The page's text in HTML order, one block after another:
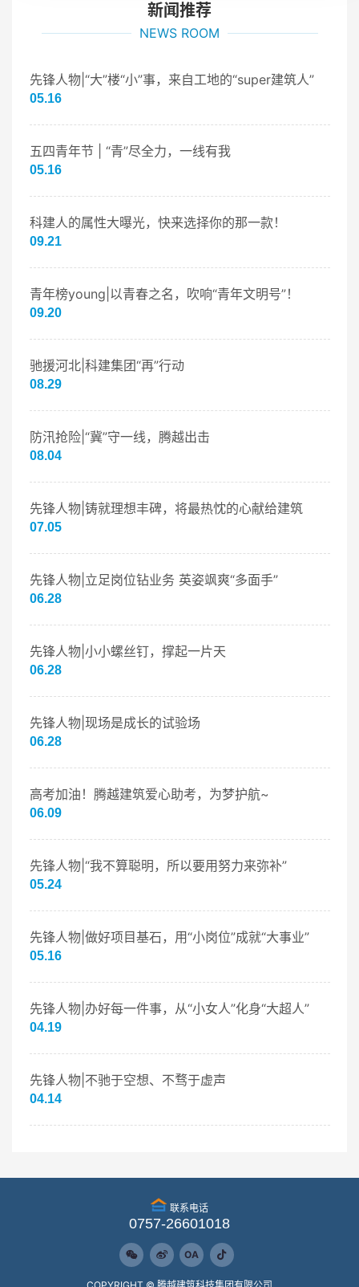
新闻推荐
NEWS ROOM
先锋人物|“大”楼“小”事，来自工地的“super建筑人”
05.16
五四青年节 | “青”尽全力，一线有我
05.16
科建人的属性大曝光，快来选择你的那一款！
09.21
青年榜young|以青春之名，吹响“青年文明号”！
09.20
驰援河北|科建集团“再”行动
08.29
防汛抢险|“冀”守一线，腾越出击
08.04
先锋人物|铸就理想丰碑，将最热忱的心献给建筑
07.05
先锋人物|立足岗位钻业务 英姿飒爽“多面手”
06.28
先锋人物|小小螺丝钉，撑起一片天
06.28
先锋人物|现场是成长的试验场
06.28
高考加油！腾越建筑爱心助考，为梦护航~
06.09
先锋人物|“我不算聪明，所以要用努力来弥补”
05.24
先锋人物|做好项目基石，用“小岗位”成就“大事业”
05.16
先锋人物|办好每一件事，从“小女人”化身“大超人”
04.19
先锋人物|不驰于空想、不骛于虚声
04.14
联系电话
0757-26601018
OA